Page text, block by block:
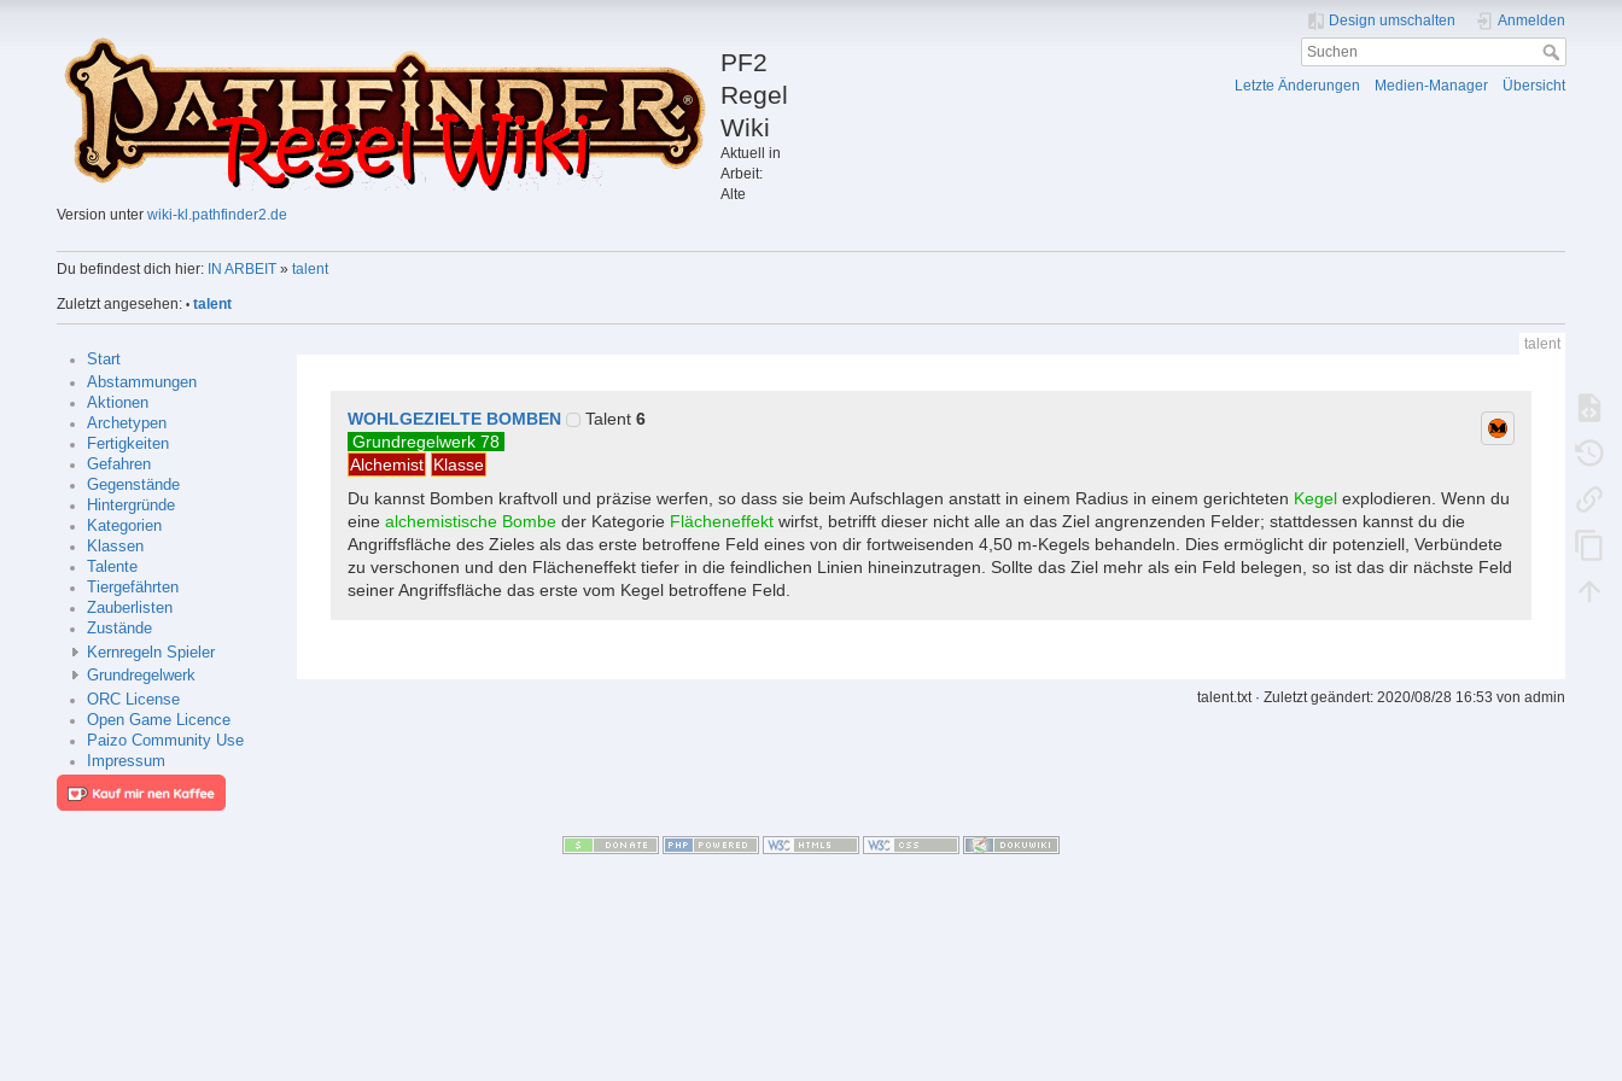
PF2
Regel
Wiki
Aktuell in
Arbeit:
Alte
Version unter wiki-kl.pathfinder2.de
Design umschalten Anmelden
Letzte Änderungen Medien-Manager Übersicht
Du befindest dich hier: IN ARBEIT» talent
Zuletzt angesehen: • talent
Start
Abstammungen
Aktionen
Archetypen
Fertigkeiten
Gefahren
Gegenstände
Hintergründe
Kategorien
Klassen
Talente
Tiergefährten
Zauberlisten
Zustände
Kernregeln Spieler
Grundregelwerk
ORC License
Open Game Licence
Paizo Community Use
Impressum
talent
WOHLGEZIELTE BOMBEN Talent 6
Grundregelwerk 78
Alchemist Klasse
Du kannst Bomben kraftvoll und präzise werfen, so dass sie beim Aufschlagen anstatt in einem Radius in einem gerichteten Kegelexplodieren. Wenn du
eine alchemistische Bombeder Kategorie Flächeneffektwirfst, betrifft dieser nicht alle an das Ziel angrenzenden Felder; stattdessen kannst du die
Angriffsfläche des Zieles als das erste betroffene Feld eines von dir fortweisenden 4,50 m-Kegels behandeln. Dies ermöglicht dir potenziell, Verbündete
zu verschonen und den Flächeneffekt tiefer in die feindlichen Linien hineinzutragen. Sollte das Ziel mehr als ein Feld belegen, so ist das dir nächste Feld
seiner Angriffsfläche das erste vom Kegel betroffene Feld.
talent.txt· Zuletzt geändert:2020/08/28 16:53 vonadmin